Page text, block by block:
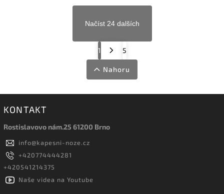
Načíst 24 dalších
1 5
Nahoru
KONTAKT
Rostislavovo nám.25 61200 Brno
info@kapesni-noze.cz
+420774444281
+420541214375
Naše videa na Youtube